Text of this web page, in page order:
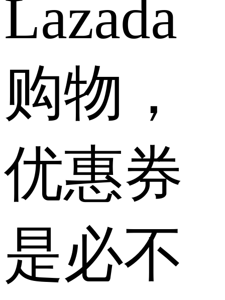
Lazada
购物，
优惠券
是必不